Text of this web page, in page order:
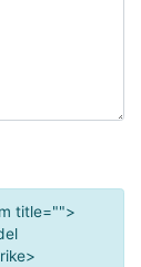
title="">